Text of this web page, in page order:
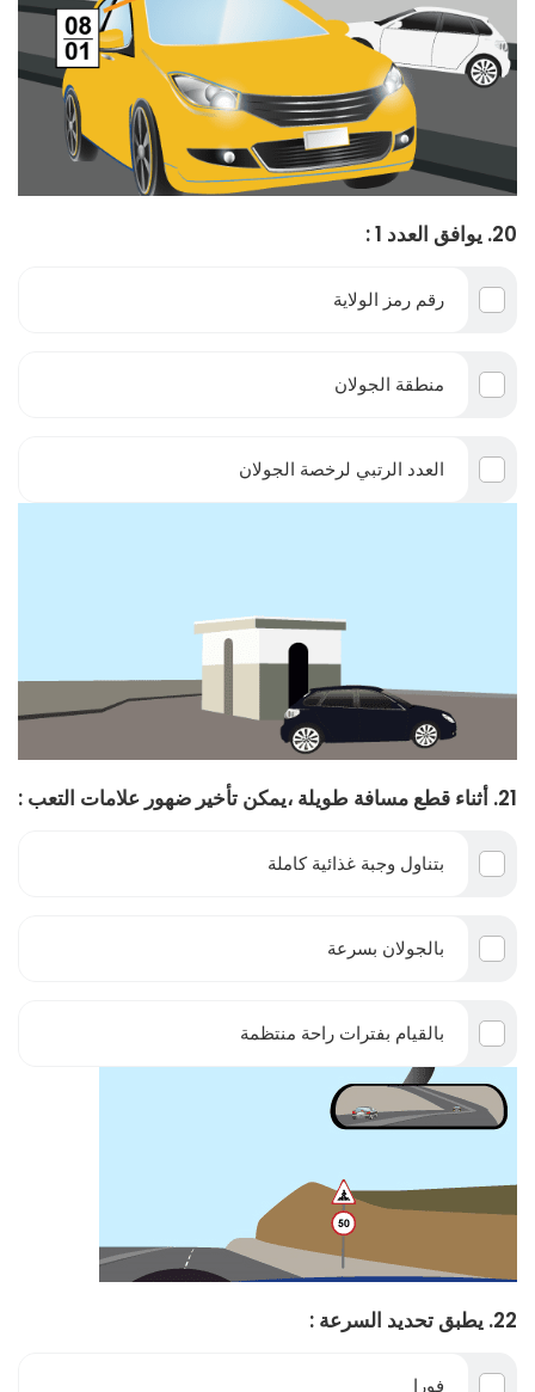
20. يوافق العدد 1 :
رقم رمز الولاية
منطقة الجولان
العدد الرتبي لرخصة الجولان
21. أثناء قطع مسافة طويلة ،يمكن تأخير ضهور علامات التعب :
بتناول وجبة غذائية كاملة
بالجولان بسرعة
بالقيام بفترات راحة منتظمة
22. يطبق تحديد السرعة :
فورا